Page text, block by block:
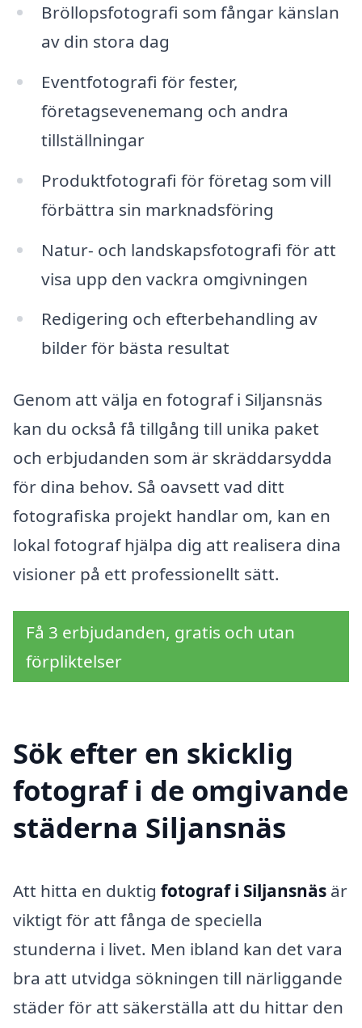
Bröllopsfotografi som fångar känslan
av din stora dag
Eventfotografi för fester,
företagsevenemang och andra
tillställningar
Produktfotografi för företag som vill
förbättra sin marknadsföring
Natur- och landskapsfotografi för att
visa upp den vackra omgivningen
Redigering och efterbehandling av
bilder för bästa resultat
Genom att välja en fotograf i Siljansnäs
kan du också få tillgång till unika paket
och erbjudanden som är skräddarsydda
för dina behov. Så oavsett vad ditt
fotografiska projekt handlar om, kan en
lokal fotograf hjälpa dig att realisera dina
visioner på ett professionellt sätt.
Få 3 erbjudanden, gratis och utan
förpliktelser
Sök efter en skicklig
fotograf i de omgivande
städerna Siljansnäs
Att hitta en duktig fotograf i Siljansnäs är
viktigt för att fånga de speciella
stunderna i livet. Men ibland kan det vara
bra att utvidga sökningen till närliggande
städer för att säkerställa att du hittar den